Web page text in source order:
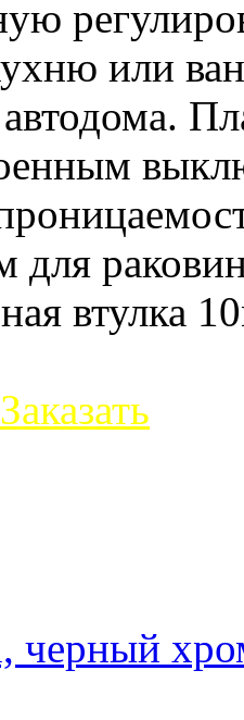
или
для
втулка
Заказать
черный